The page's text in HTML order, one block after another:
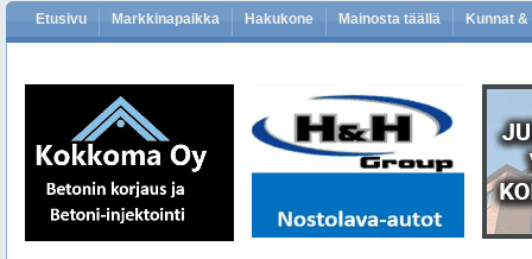
Etusivu Markkinapaikka Hakukone Mainosta täällä Kunnat